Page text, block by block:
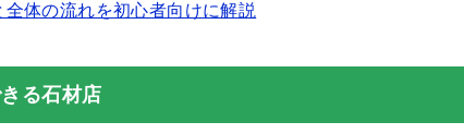
体の流れを初心者向けに解説
る石材店